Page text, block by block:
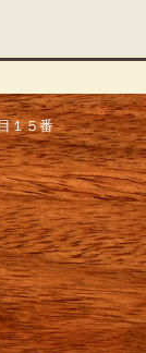
１５番